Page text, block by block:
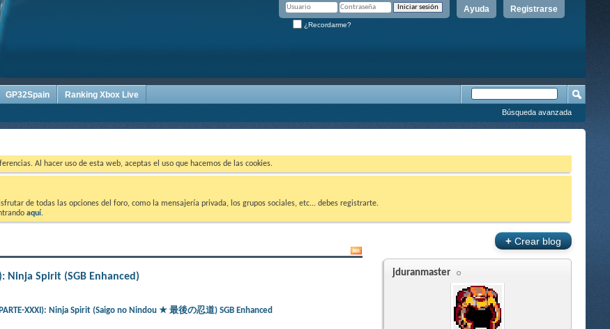
Registrarse
Ayuda
¿Recordarme?
GP32Spain Ranking Xbox Live
Búsqueda avanzada
Al hacer uso de esta web, aceptas el uso que hacemos de las cookies.
de todas las opciones del foro, como la mensajería privada, los grupos sociales, etc... debes registrarte.
aquí.
Ninja Spirit (SGB Enhanced)
XXXI): Ninja Spirit (Saigo no Nindou ★ 最後の忍道) SGB Enhanced
+Crear blog
jduranmaster